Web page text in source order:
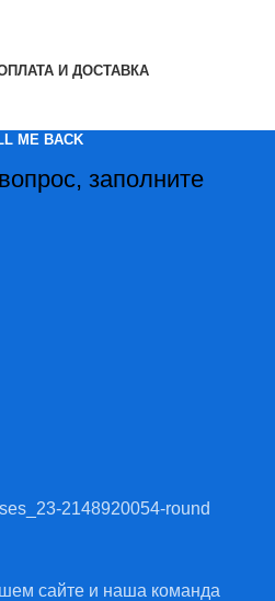
И ДОСТАВКА
ME BACK
заполните
сайте и наша команда